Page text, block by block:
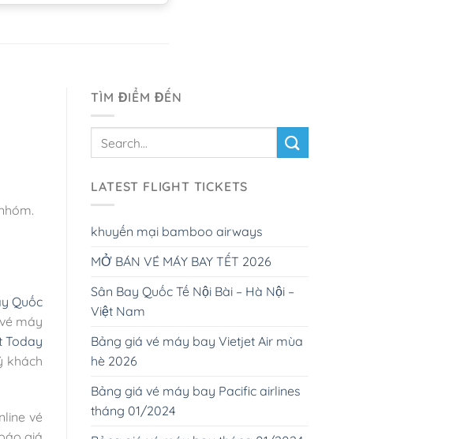
Quốc
máy
Today
khách
vé
TÌM ĐIỂM ĐẾN
LATEST FLIGHT TICKETS
khuyến mại bamboo airways
MỞ BÁN VÉ MÁY BAY TẾT 2026
Sân Bay Quốc Tế Nội Bài – Hà Nội –
Việt Nam
Bảng giá vé máy bay Vietjet Air mùa
hè 2026
Bảng giá vé máy bay Pacific airlines
tháng 01/2024